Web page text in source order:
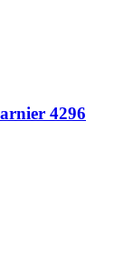
4296